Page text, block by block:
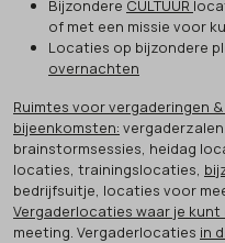
Bijzondere CULTUUR
of met een missie voor
Locaties op bijzondere
overnachten
Ruimtes voor vergaderingen
bijeenkomsten:
brainstormsessies, heidag
locaties, trainingslocaties,
bedrijfsuitje, locaties voor
Vergaderlocaties waar je
meeting. Vergaderlocaties in